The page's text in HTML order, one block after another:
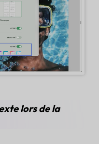
lors de la